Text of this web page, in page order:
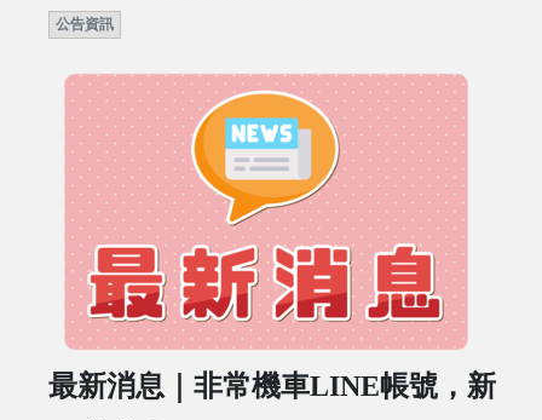
公告資訊
最新消息｜非常機車LINE帳號，新